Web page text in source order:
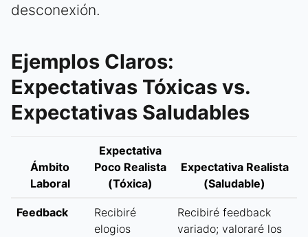
desconexión.
Ejemplos Claros:
Expectativas Tóxicas vs.
Expectativas Saludables
Ámbito
Laboral
Expectativa
Poco Realista
(Tóxica)
Expectativa Realista
(Saludable)
Feedback
Recibiré
elogios
Recibiré feedback
variado; valoraré los